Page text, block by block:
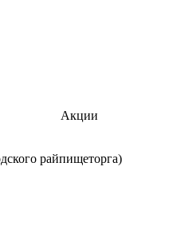
Акции
райпищеторга)